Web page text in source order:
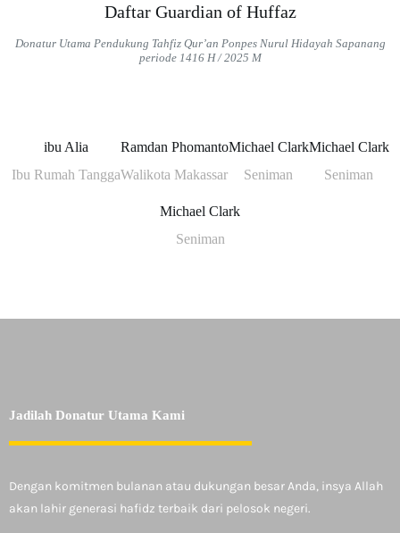
Daftar Guardian of Huffaz
Donatur Utama Pendukung Tahfiz Qur’an Ponpes Nurul Hidayah Sapanang
periode 1416 H / 2025 M
ibu Alia
Ibu Rumah Tangga
Ramdan Phomanto
Walikota Makassar
Michael Clark
Seniman
Michael Clark
Seniman
Michael Clark
Seniman
Jadilah Donatur Utama Kami
Dengan komitmen bulanan atau dukungan besar Anda, insya Allah
akan lahir generasi hafidz terbaik dari pelosok negeri.